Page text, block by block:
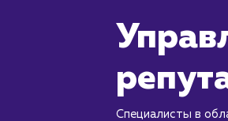
Специалисты в